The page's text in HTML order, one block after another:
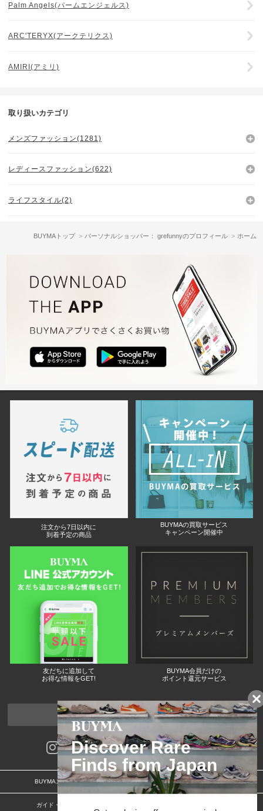
Palm Angels(パームエンジェルス)
ARC'TERYX(アークテリクス)
AMIRI(アミリ)
取り扱いカテゴリ
メンズファッション(1281)
レディースファッション(622)
ライフスタイル(2)
BUYMAトップ パーソナルショッパー： grefunnyのプロフィール ホーム
注文から7日以内に
到着予定の商品
BUYMAの買取サービス
キャンペーン開催中
友だちに追加して
お得な情報をGET!
BUYMA会員だけの
ポイント還元サービス
ページトップへ
BUYMAスタートガイド 安心への取り組み
ガイド・お問い合わせ